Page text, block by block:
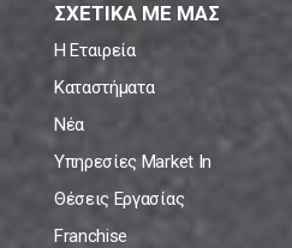
ΣΧΕΤΙΚΑ ΜΕ ΜΑΣ
Η Εταιρεία
Καταστήματα
Νέα
Υπηρεσίες Market In
Θέσεις Εργασίας
Franchise